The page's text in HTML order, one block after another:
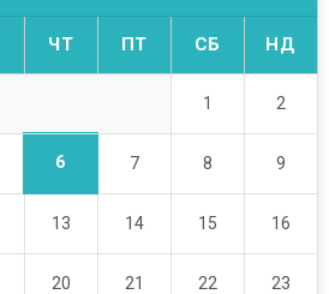
ЧТ ПТ СБ НД
1 2
6 7 8 9
13 14 15 16
20 21 22 23